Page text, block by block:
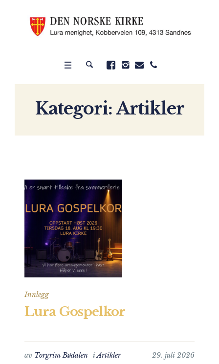
Kategori:Artikler
Innlegg
Lura Gospelkor
29. juli 2026
av Torgrim Bødalen iArtikler